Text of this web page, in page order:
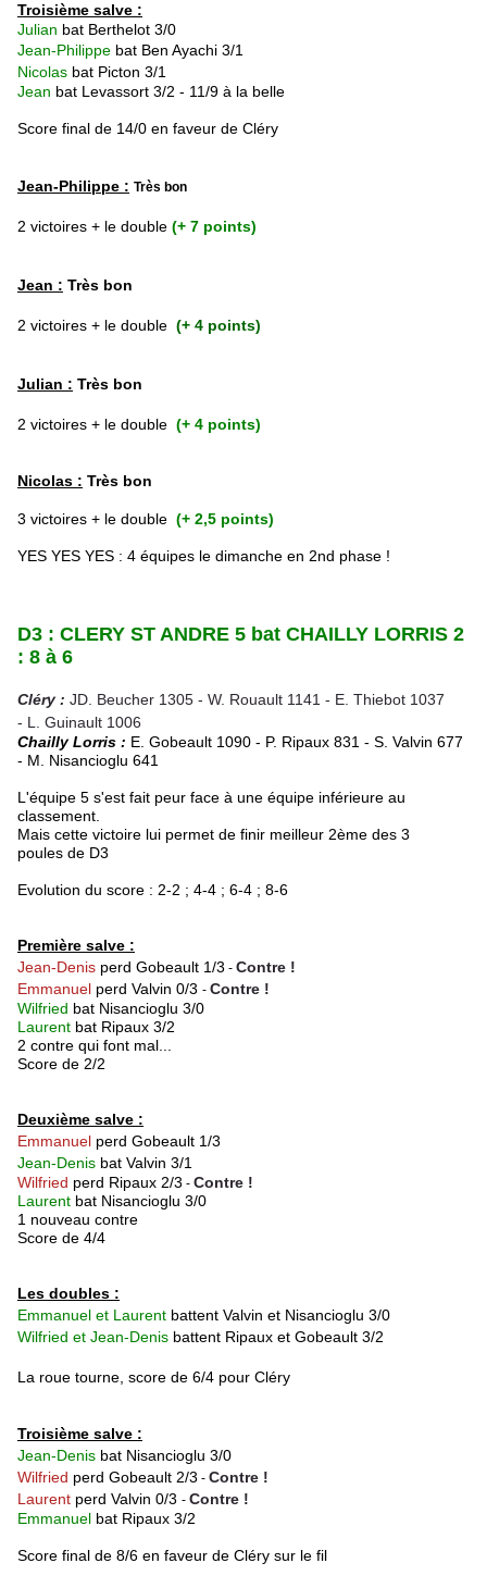
Troisième salve :
Julian bat Berthelot 3/0
Jean-Philippe bat Ben Ayachi 3/1
Nicolas bat Picton 3/1
Jean bat Levassort 3/2 - 11/9 à la belle
Score final de 14/0 en faveur de Cléry
Jean-Philippe : Très bon
2 victoires + le double (+ 7 points)
Jean : Très bon
2 victoires + le double (+ 4 points)
Julian : Très bon
2 victoires + le double (+ 4 points)
Nicolas : Très bon
3 victoires + le double (+ 2,5 points)
YES YES YES : 4 équipes le dimanche en 2nd phase !
D3 : CLERY ST ANDRE 5 bat CHAILLY LORRIS 2
: 8 à 6
Cléry : JD. Beucher 1305 - W. Rouault 1141 - E. Thiebot 1037
- L. Guinault 1006
Chailly Lorris : E. Gobeault 1090 - P. Ripaux 831 - S. Valvin 677
- M. Nisancioglu 641
L'équipe 5 s'est fait peur face à une équipe inférieure au
classement.
Mais cette victoire lui permet de finir meilleur 2ème des 3
poules de D3
Evolution du score : 2-2 ; 4-4 ; 6-4 ; 8-6
Première salve :
Jean-Denis perd Gobeault 1/3 - Contre !
Emmanuel perd Valvin 0/3 - Contre !
Wilfried bat Nisancioglu 3/0
Laurent bat Ripaux 3/2
2 contre qui font mal...
Score de 2/2
Deuxième salve :
Emmanuel perd Gobeault 1/3
Jean-Denis bat Valvin 3/1
Wilfried perd Ripaux 2/3 - Contre !
Laurent bat Nisancioglu 3/0
1 nouveau contre
Score de 4/4
Les doubles :
Emmanuel et Laurent battent Valvin et Nisancioglu 3/0
Wilfried et Jean-Denis battent Ripaux et Gobeault 3/2
La roue tourne, score de 6/4 pour Cléry
Troisième salve :
Jean-Denis bat Nisancioglu 3/0
Wilfried perd Gobeault 2/3 - Contre !
Laurent perd Valvin 0/3 - Contre !
Emmanuel bat Ripaux 3/2
Score final de 8/6 en faveur de Cléry sur le fil